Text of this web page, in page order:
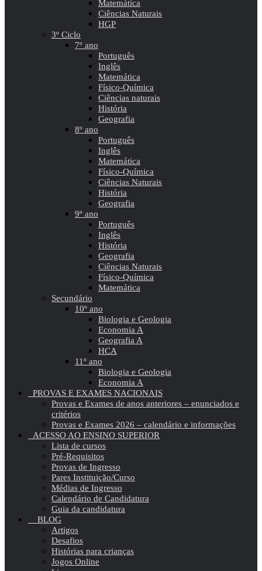
Matemática
Ciências Naturais
HGP
3º Ciclo
7º ano
Português
Inglês
Matemática
Físico-Química
Ciências naturais
História
Geografia
8º ano
Português
Inglês
Matemática
Físico-Química
Ciências Naturais
História
Geografia
9º ano
Português
Inglês
História
Geografia
Ciências Naturais
Físico-Química
Matemática
Secundário
10º ano
Biologia e Geologia
Economia A
Geografia A
HCA
11º ano
Biologia e Geologia
Economia A
PROVAS E EXAMES NACIONAIS
Provas e Exames de anos anteriores – enunciados e
critérios
Provas e Exames 2026 – calendário e informações
ACESSO AO ENSINO SUPERIOR
Lista de cursos
Pré-Requisitos
Provas de Ingresso
Pares Instituição/Curso
Médias de Ingresso
Calendário de Candidatura
Guia da candidatura
BLOG
Artigos
Desafios
Histórias para crianças
Jogos Online